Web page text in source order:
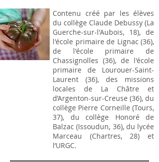
Contenu créé par les élèves
du collège Claude Debussy (La
Guerche-sur-l'Aubois, 18), de
l'école primaire de Lignac (36),
de l'école primaire de
Chassignolles (36), de l'école
primaire de Lourouer-Saint-
Laurent (36), des missions
locales de La Châtre et
d’Argenton-sur-Creuse (36), du
collège Pierre Corneille (Tours,
37), du collège Honoré de
Balzac (Issoudun, 36), du lycée
Marceau (Chartres, 28) et
l’URGC.